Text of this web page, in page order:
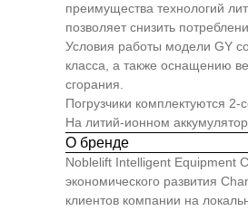
преимущества технологий
позволяет снизить
Условия работы модели GY
класса, а также оснащению
сгорания.
Погрузчики комплектуются
На литий-ионном
О бренде
Noblelift Intelligent Equipment
экономического развития
клиентов компании на